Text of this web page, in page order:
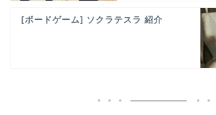
[ボードゲーム] ソクラテスラ 紹介